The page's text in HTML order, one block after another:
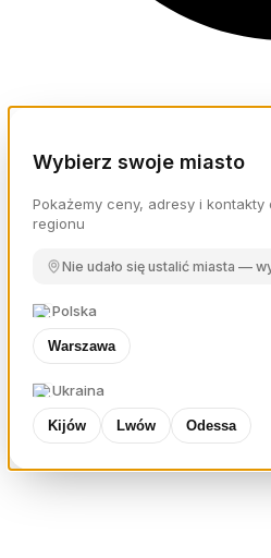
Wybierz swoje miasto
Pokażemy ceny, adresy i kontakty
regionu
Nie udało się ustalić miasta —
Polska
Warszawa
Ukraina
Kijów Lwów Odessa